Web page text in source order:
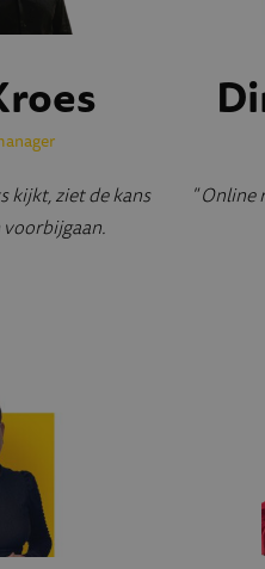
kijkt, ziet de kans
"